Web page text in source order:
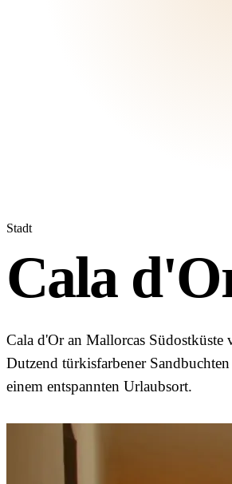
Stadt
Cala
Cala d'Or an Mallorcas
Dutzend türkisfarbener
einem entspannten Urlaubsort.